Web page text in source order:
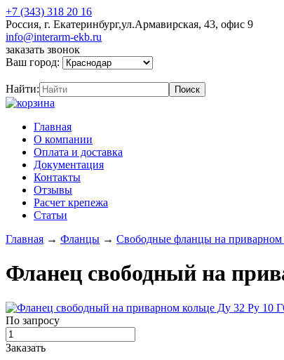
+7 (343) 318 20 16
Россия, г. Екатеринбург,ул.Армавирская, 43, офис 9
info@interarm-ekb.ru
заказать звонок
Ваш город:
Найти:
Главная
О компании
Оплата и доставка
Документация
Контакты
Отзывы
Расчет крепежа
Статьи
Главная → Фланцы → Свободные фланцы на приварном
Фланец свободный на
По запросу
Заказать